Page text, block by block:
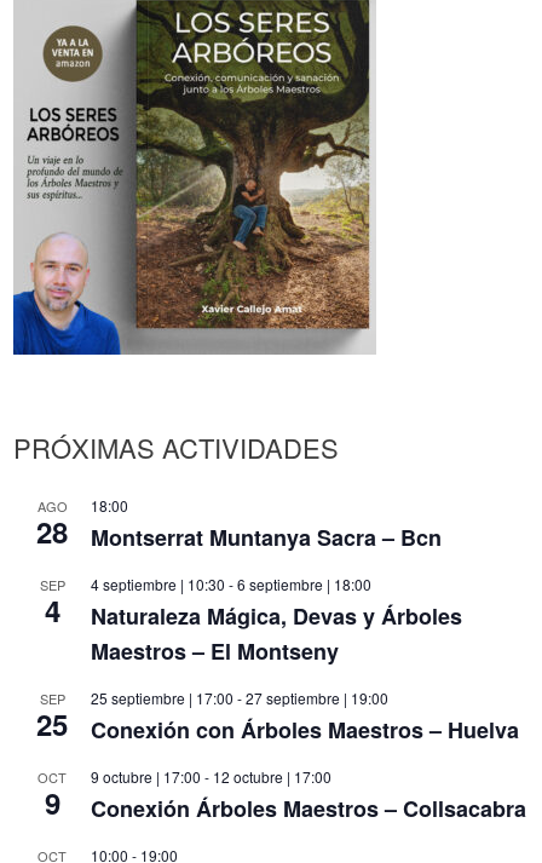
PRÓXIMAS ACTIVIDADES
AGO
28
18:00
Montserrat Muntanya Sacra – Bcn
SEP
4
4 septiembre | 10:30 -6 septiembre | 18:00
Naturaleza Mágica, Devas y Árboles
Maestros – El Montseny
SEP
25
25 septiembre | 17:00 -27 septiembre | 19:00
Conexión con Árboles Maestros – Huelva
OCT
9
9 octubre | 17:00 - 12 octubre | 17:00
Conexión Árboles Maestros – Collsacabra
OCT 10:00 - 19:00